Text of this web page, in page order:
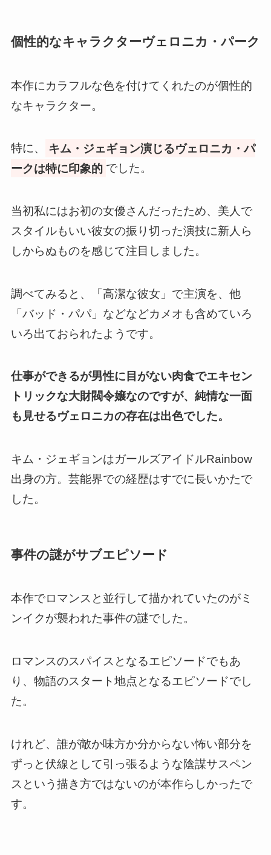
個性的なキャラクターヴェロニカ・パーク
本作にカラフルな色を付けてくれたのが個性的
なキャラクター。
特に、
キム・ジェギョン演じるヴェロニカ・パ
ークは特に印象的 でした。
当初私にはお初の女優さんだったため、美人で
スタイルもいい彼女の振り切った演技に新人ら
しからぬものを感じて注目しました。
調べてみると、「高潔な彼女」で主演を、他
「バッド・パパ」などなどカメオも含めていろ
いろ出ておられたようです。
仕事ができるが男性に目がない肉食でエキセン
トリックな大財閥令嬢なのですが、 純情な一面
も見せるヴェロニカの存在は出色でした。
キム・ジェギョンはガールズアイドルRainbow
出身の方。芸能界での経歴はすでに長いかたで
した。
事件の謎がサブエピソード
本作でロマンスと並行して描かれていたのがミ
ンイクが襲われた事件の謎でした。
ロマンスのスパイスとなるエピソードでもあ
り、物語のスタート地点となるエピソードでし
た。
けれど、誰が敵か味方か分からない怖い部分を
ずっと伏線として引っ張るような陰謀サスペン
スという描き方ではないのが本作らしかったで
す。